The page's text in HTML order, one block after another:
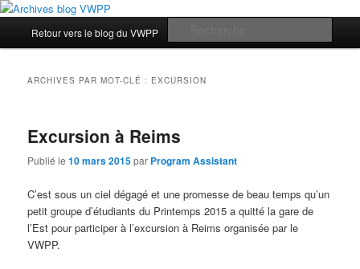
Aller
contenu
Aller
contenu
Archives blog VWPP
Les archives du blog des étudiants du Vassar-Wesleyan Programme à Paris
principal
Retour vers le blog du VWPP
ARCHIVES PAR MOT-CLÉ : EXCURSION
Excursion à Reims
Publié le10 mars 2015par Program Assistant
C’est sous un ciel dégagé et une promesse de beau temps qu’un
petit groupe d’étudiants du Printemps 2015 a quitté la gare de
l’Est pour participer à l’excursion à Reims organisée par le
VWPP.